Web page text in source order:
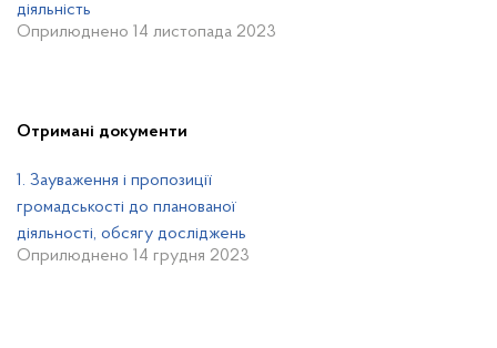
діяльність
Оприлюднено 14 листопада 2023
Отримані документи
1. Зауваження і пропозиції
громадськості до планованої
діяльності, обсягу досліджень
Оприлюднено 14 грудня 2023